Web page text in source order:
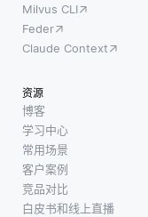
Milvus CLI
Feder
Claude Context
资源
博客
学习中心
常用场景
客户案例
竞品对比
白皮书和线上直播